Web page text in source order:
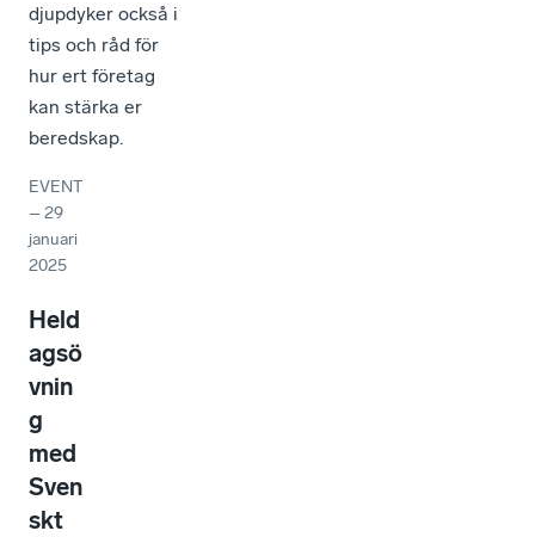
djupdyker också i
tips och råd för
hur ert företag
kan stärka er
beredskap.
EVENT
–29
januari
2025
Held
agsö
vnin
g
med
Sven
skt